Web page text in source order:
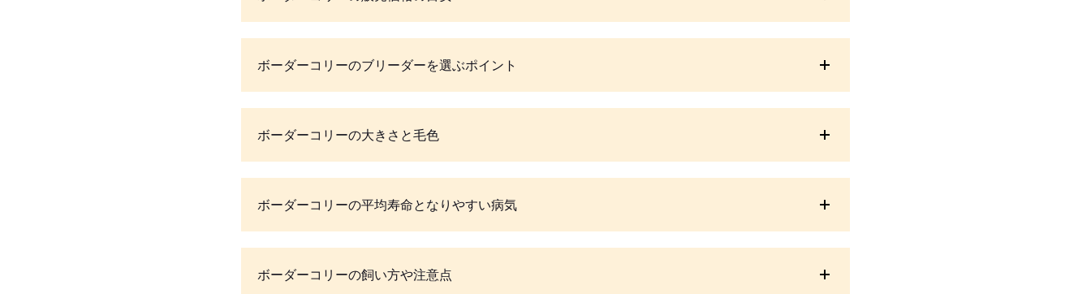
ボーダーコリーのブリーダーを選ぶポイント
ボーダーコリーの大きさと毛色
ボーダーコリーの平均寿命となりやすい病気
ボーダーコリーの飼い方や注意点